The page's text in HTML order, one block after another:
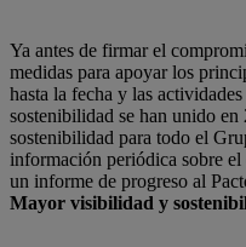
Ya antes de firmar el
medidas para apoyar los
hasta la fecha y las
sostenibilidad se han unido en
sostenibilidad para todo el
información periódica sobre el
un informe de progreso al
Mayor visibilidad y